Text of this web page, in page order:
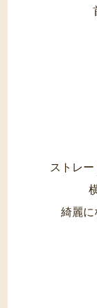
ストレ
綺麗